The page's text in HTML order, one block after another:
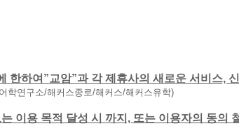
한하여”교암”과 각 제휴사의 새로운 서비스,
학연구소/해커스종로/해커스/해커스유학)
이용 목적 달성 시 까지, 또는 이용자의 동의